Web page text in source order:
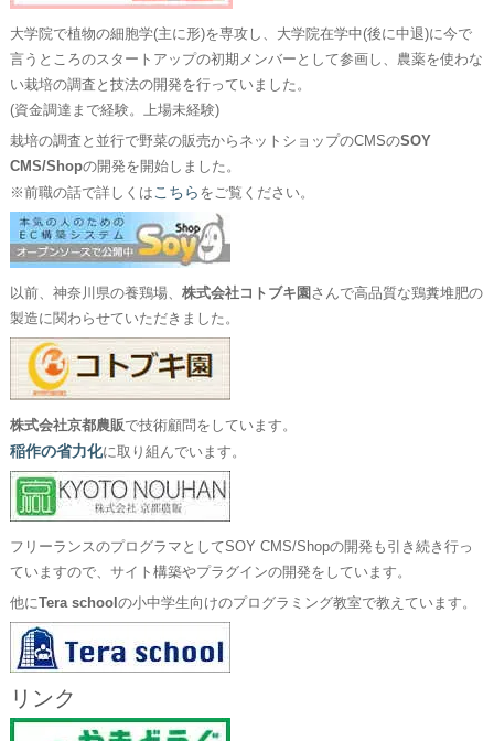
大学院で植物の細胞学(主に形)を専攻し、大学院在学中(後に中退)に今で
言うところのスタートアップの初期メンバーとして参画し、農薬を使わな
い栽培の調査と技法の開発を行っていました。
(資金調達まで経験。上場未経験)
栽培の調査と並行で野菜の販売からネットショップのCMSのSOY
CMS/Shopの開発を開始しました。
※前職の話で詳しくは こちら をご覧ください。
以前、神奈川県の養鶏場、 株式会社コトブキ園 さんで高品質な鶏糞堆肥の
製造に関わらせていただきました。
株式会社京都農販で技術顧問をしています。
稲作の省力化に取り組んでいます。
フリーランスのプログラマとしてSOY CMS/Shopの開発も引き続き行っ
ていますので、サイト構築やプラグインの開発をしています。
他にTera school の小中学生向けのプログラミング教室で教えています。
リンク